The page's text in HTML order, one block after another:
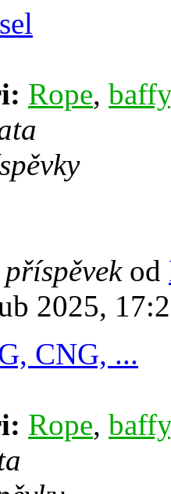
Rope, baffy
od
2025,
CNG, ...
Rope, baffy